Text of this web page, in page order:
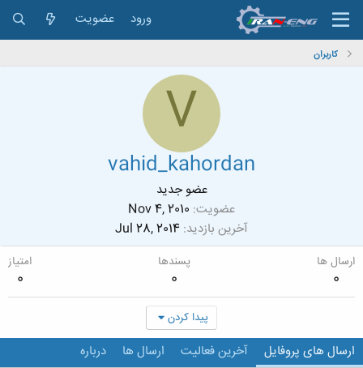
ورود عضویت
کاربران
V
vahid_kahordan
عضو جدید
عضویت Nov 4, 2010
آخرین بازدید Jul 28, 2014
ارسال ها
0
پسندها
0
امتیاز
0
پیدا کردن
ارسال های پروفایل آخرین فعالیت ارسال ها درباره